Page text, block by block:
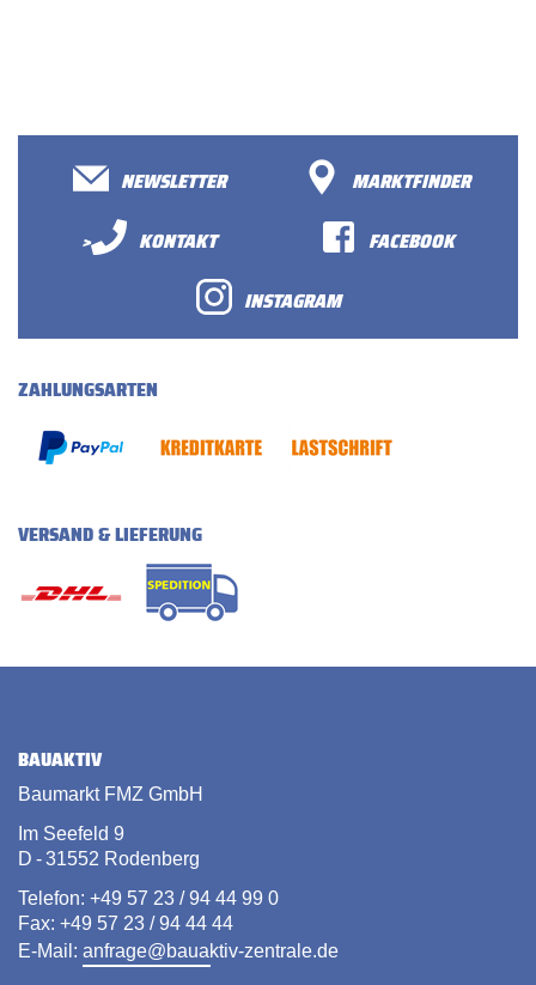
NEWSLETTER
MARKTFINDER
>
KONTAKT
FACEBOOK
INSTAGRAM
ZAHLUNGSARTEN
VERSAND & LIEFERUNG
BAUAKTIV
Baumarkt FMZ GmbH
Im Seefeld 9
D - 31552 Rodenberg
Telefon: +49 57 23 / 94 44 99 0
Fax: +49 57 23 / 94 44 44
E-Mail: anfrage@bauaktiv-zentrale.de